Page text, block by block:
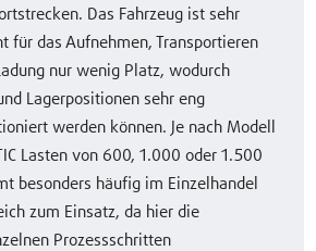
Das Fahrzeug ist sehr
für das Aufnehmen, Transportieren
nur wenig Platz, wodurch
Lagerpositionen sehr eng
werden können. Je nach Modell
Lasten von 600, 1.000 oder 1.500
besonders häufig im Einzelhandel
zum Einsatz, da hier die
Prozessschritten